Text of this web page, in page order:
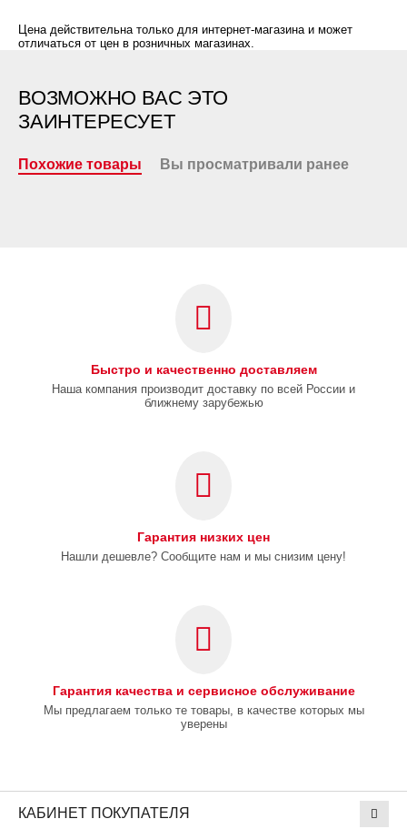
Цена действительна только для интернет-магазина и может
отличаться от цен в розничных магазинах.
ВОЗМОЖНО ВАС ЭТО
ЗАИНТЕРЕСУЕТ
Похожие товары Вы просматривали ранее
Быстро и качественно доставляем
Наша компания производит доставку по всей России и
ближнему зарубежью
Гарантия низких цен
Нашли дешевле? Сообщите нам и мы снизим цену!
Гарантия качества и сервисное обслуживание
Мы предлагаем только те товары, в качестве которых мы
уверены
КАБИНЕТ ПОКУПАТЕЛЯ